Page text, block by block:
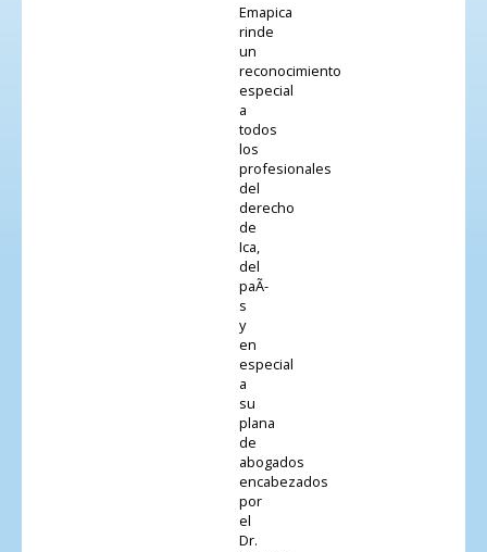
Emapica
rinde
un
reconocimiento
especial
a
todos
los
profesionales
del
derecho
de
Ica,
del
paÃ­
s
y
en
especial
a
su
plana
de
abogados
encabezados
por
el
Dr.